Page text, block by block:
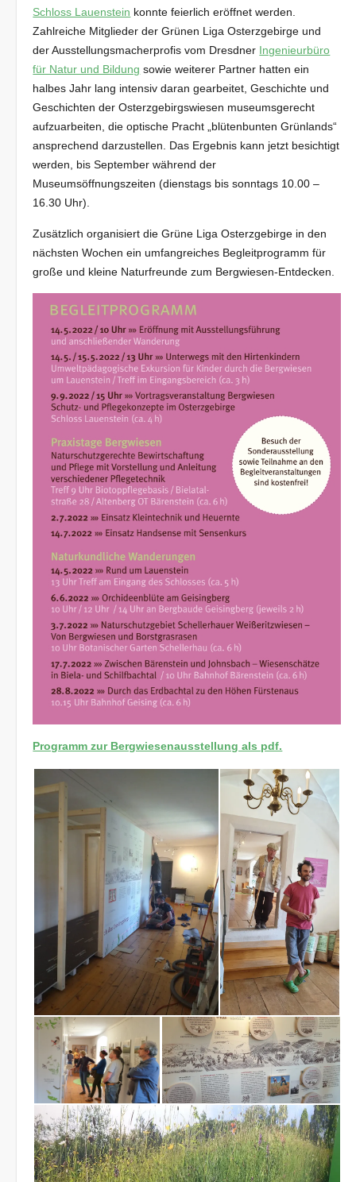
Schloss Lauenstein konnte feierlich eröffnet werden.
Zahlreiche Mitglieder der Grünen Liga Osterzgebirge und
der Ausstellungsmacherprofis vom Dresdner Ingenieurbüro
für Natur und Bildung sowie weiterer Partner hatten ein
halbes Jahr lang intensiv daran gearbeitet, Geschichte und
Geschichten der Osterzgebirgswiesen museumsgerecht
aufzuarbeiten, die optische Pracht „blütenbunten Grünlands“
ansprechend darzustellen. Das Ergebnis kann jetzt besichtigt
werden, bis September während der
Museumsöffnungszeiten (dienstags bis sonntags 10.00 –
16.30 Uhr).
Zusätzlich organisiert die Grüne Liga Osterzgebirge in den
nächsten Wochen ein umfangreiches Begleitprogramm für
große und kleine Naturfreunde zum Bergwiesen-Entdecken.
Programm zur Bergwiesenausstellung als pdf.